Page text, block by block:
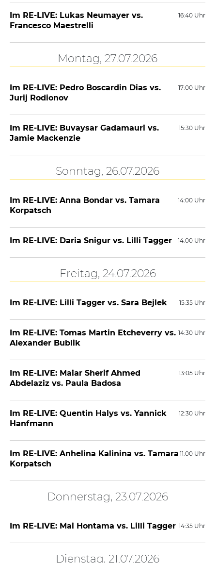
16:40 Uhr
Im RE-LIVE: Lukas Neumayer vs.
Francesco Maestrelli
Montag, 27.07.2026
17:00 Uhr
Im RE-LIVE: Pedro Boscardin Dias vs.
Jurij Rodionov
15:30 Uhr
Im RE-LIVE: Buvaysar Gadamauri vs.
Jamie Mackenzie
Sonntag, 26.07.2026
14:00 Uhr
Im RE-LIVE: Anna Bondar vs. Tamara
Korpatsch
14:00 Uhr
Im RE-LIVE: Daria Snigur vs. Lilli Tagger
Freitag, 24.07.2026
15:35 Uhr
Im RE-LIVE: Lilli Tagger vs. Sara Bejlek
14:30 Uhr
Im RE-LIVE: Tomas Martin Etcheverry vs.
Alexander Bublik
13:05 Uhr
Im RE-LIVE: Maiar Sherif Ahmed
Abdelaziz vs. Paula Badosa
12:30 Uhr
Im RE-LIVE: Quentin Halys vs. Yannick
Hanfmann
11:00 Uhr
Im RE-LIVE: Anhelina Kalinina vs. Tamara
Korpatsch
Donnerstag, 23.07.2026
14:35 Uhr
Im RE-LIVE: Mai Hontama vs. Lilli Tagger
Dienstag, 21.07.2026